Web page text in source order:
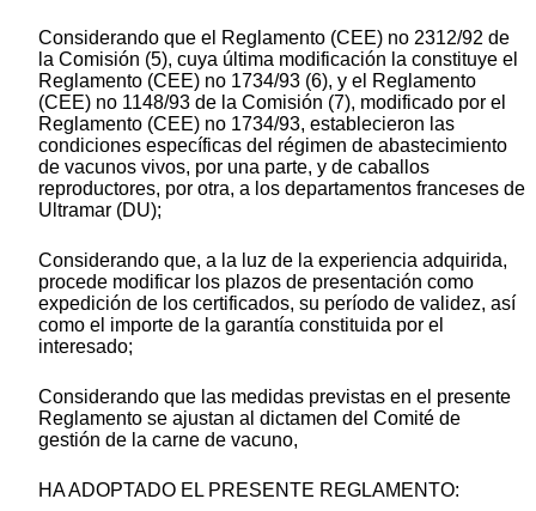
Considerando que el Reglamento (CEE) no 2312/92 de
la Comisión (5), cuya última modificación la constituye el
Reglamento (CEE) no 1734/93 (6), y el Reglamento
(CEE) no 1148/93 de la Comisión (7), modificado por el
Reglamento (CEE) no 1734/93, establecieron las
condiciones específicas del régimen de abastecimiento
de vacunos vivos, por una parte, y de caballos
reproductores, por otra, a los departamentos franceses de
Ultramar (DU);
Considerando que, a la luz de la experiencia adquirida,
procede modificar los plazos de presentación como
expedición de los certificados, su período de validez, así
como el importe de la garantía constituida por el
interesado;
Considerando que las medidas previstas en el presente
Reglamento se ajustan al dictamen del Comité de
gestión de la carne de vacuno,
HA ADOPTADO EL PRESENTE REGLAMENTO: